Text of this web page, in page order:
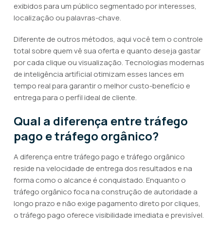
exibidos para um público segmentado por interesses,
localização ou palavras-chave.
Diferente de outros métodos, aqui você tem o controle
total sobre quem vê sua oferta e quanto deseja gastar
por cada clique ou visualização. Tecnologias modernas
de inteligência artificial otimizam esses lances em
tempo real para garantir o melhor custo-benefício e
entrega para o perfil ideal de cliente.
Qual a diferença entre tráfego
pago e tráfego orgânico?
A diferença entre tráfego pago e tráfego orgânico
reside na velocidade de entrega dos resultados e na
forma como o alcance é conquistado. Enquanto o
tráfego orgânico foca na construção de autoridade a
longo prazo e não exige pagamento direto por cliques,
o tráfego pago oferece visibilidade imediata e previsível.